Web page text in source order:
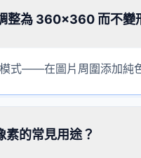
整為 360×360 而不變
式——在圖片周圍添加純
的常見用途？